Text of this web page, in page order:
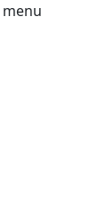
menu